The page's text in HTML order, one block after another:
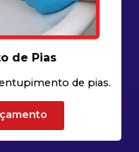
de Pias
de pias.